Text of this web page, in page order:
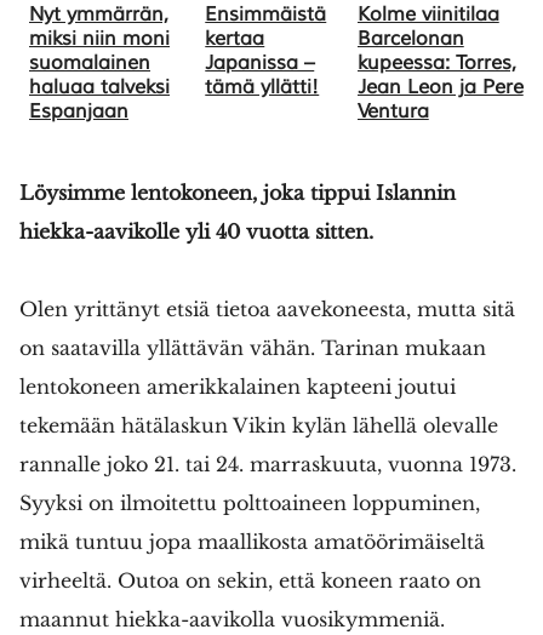
Nyt ymmärrän,
miksi niin moni
suomalainen
haluaa talveksi
Espanjaan
Ensimmäistä
kertaa
Japanissa –
tämä yllätti!
Kolme viinitilaa
Barcelonan
kupeessa: Torres,
Jean Leon ja Pere
Ventura
Löysimme lentokoneen, joka tippui Islannin
hiekka-aavikolle yli 40 vuotta sitten.
Olen yrittänyt etsiä tietoa aavekoneesta, mutta sitä
on saatavilla yllättävän vähän. Tarinan mukaan
lentokoneen amerikkalainen kapteeni joutui
tekemään hätälaskun Vikin kylän lähellä olevalle
rannalle joko 21. tai 24. marraskuuta, vuonna 1973.
Syyksi on ilmoitettu polttoaineen loppuminen,
mikä tuntuu jopa maallikosta amatöörimäiseltä
virheeltä. Outoa on sekin, että koneen raato on
maannut hiekka-aavikolla vuosikymmeniä.